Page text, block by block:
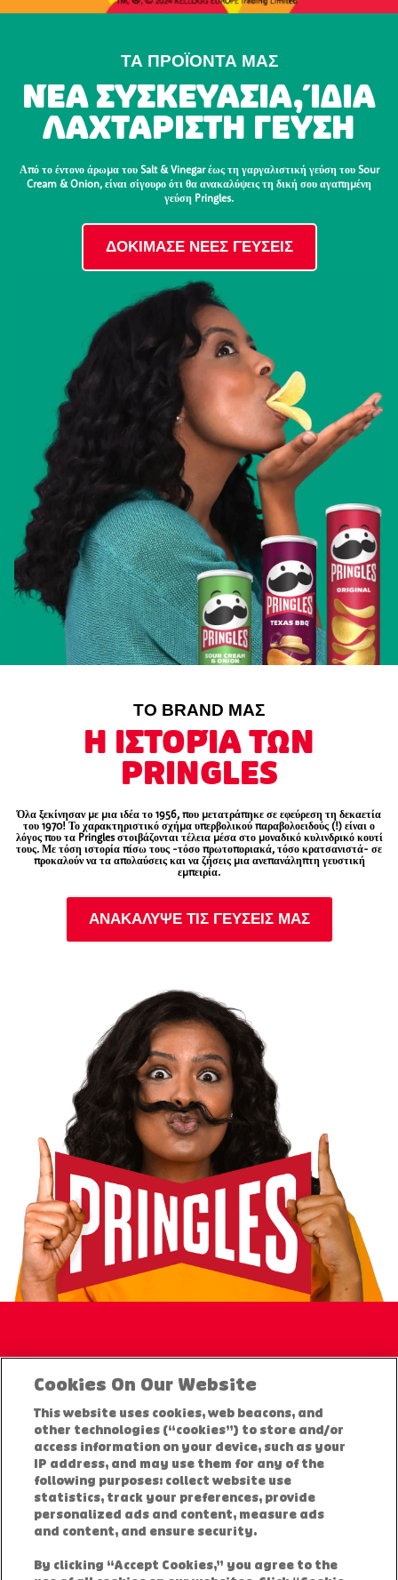
ΤΑ ΠΡΟΪΟΝΤΑ ΜΑΣ
ΝΈΑ ΣΥΣΚΕΥΑΣΊΑ, ΊΔΙΑ
ΛΑΧΤΑΡΙΣΤΉ ΓΕΎΣΗ
Από το έντονο άρωμα του Salt & Vinegar έως τη γαργαλιστική γεύση του Sour
Cream & Onion, είναι σίγουρο ότι θα ανακαλύψεις τη δική σου αγαπημένη
γεύση Pringles.
ΔΟΚΙΜΑΣΕ ΝΕΕΣ ΓΕΥΣΕΙΣ
ΤΟ BRAND ΜΑΣ
Η ΙΣΤΟΡΊΑ ΤΩΝ
PRINGLES
Όλα ξεκίνησαν με μια ιδέα το 1956, που μετατράπηκε σε εφεύρεση τη δεκαετία
του 1970! Το χαρακτηριστικό σχήμα υπερβολικού παραβολοειδούς (!) είναι ο
λόγος που τα Pringles στοιβάζονται τέλεια μέσα στο μοναδικό κυλινδρικό κουτί
τους. Με τόση ιστορία πίσω τους -τόσο πρωτοποριακά, τόσο κρατσανιστά- σε
προκαλούν να τα απολαύσεις και να ζήσεις μια ανεπανάληπτη γευστική
εμπειρία.
ΑΝΑΚΑΛΥΨΕ ΤΙΣ ΓΕΥΣΕΙΣ ΜΑΣ
Προϊόντα
Επικοινωνία
Δήλωση απορρήτου
Ο Λογαριασμός Μου
Ανακοίνωση νομικού περιεχομένου
Cookies On Our Website
This website uses cookies, web beacons, and
other technologies (“cookies”) to store and/or
access information on your device, such as your
IP address, and may use them for any of the
following purposes: collect website use
statistics, track your preferences, provide
personalized ads and content, measure ads
and content, and ensure security.
By clicking “Accept Cookies,” you agree to the